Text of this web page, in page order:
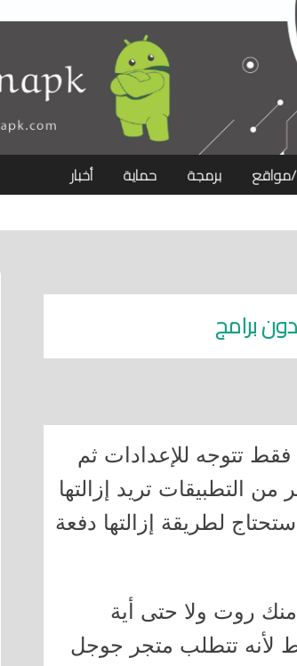
مواقع برمجة حماية أخبار
برامج
فقط تتوجه للإعدادات ثم
التطبيقات تريد إزالتها
لطريقة إزالتها دفعة
روت ولا حتى أية
لأنه تتطلب متجر جوجل